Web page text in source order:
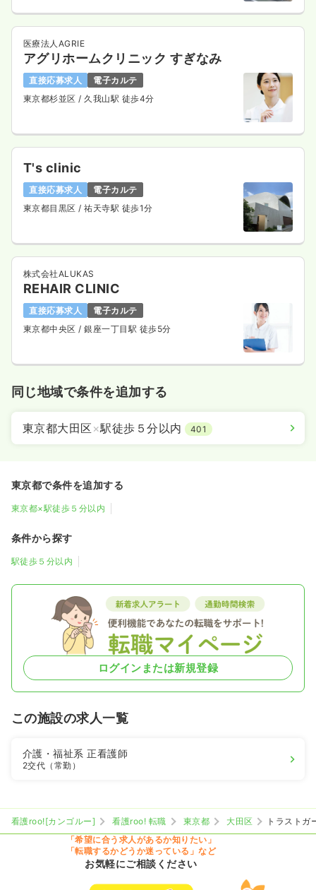
医療法人AGRIE
アグリホームクリニック すぎなみ
直接応募求人
電子カルテ
東京都杉並区 / 久我山駅 徒歩4分
T's clinic
直接応募求人
電子カルテ
東京都目黒区 / 祐天寺駅 徒歩1分
株式会社ALUKAS
REHAIR CLINIC
直接応募求人
電子カルテ
東京都中央区 / 銀座一丁目駅 徒歩5分
同じ地域で条件を追加する
東京都大田区 ×駅徒歩５分以内 401
東京都で条件を追加する
東京都×駅徒歩５分以内
条件から探す
駅徒歩５分以内
ログインまたは新規登録
この施設の求人一覧
介護・福祉系正看護師
2交代（常勤）
看護roo![カンゴルー] 看護roo! 転職 東京都 大田区
トラストガ
「希望に合う求人があるか知りたい」
「転職するかどうか迷っている」など
お気軽にご相談ください